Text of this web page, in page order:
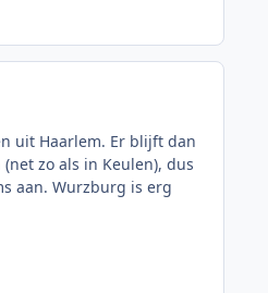
uit Haarlem. Er blijft dan
zo als in Keulen), dus
aan. Wurzburg is erg